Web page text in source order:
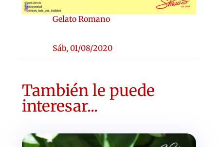
Gelato Romano
Sáb, 01/08/2020
También le puede
interesar...